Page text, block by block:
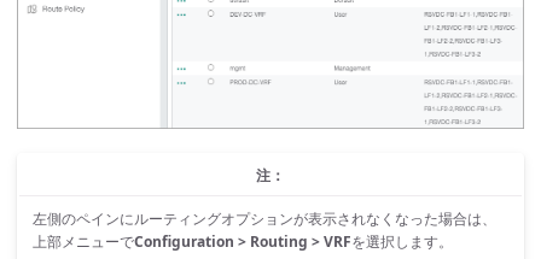
注：
左側のペインにルーティングオプションが表示されなくなった場合は、
上部メニューでConfiguration > Routing > VRFを選択します。